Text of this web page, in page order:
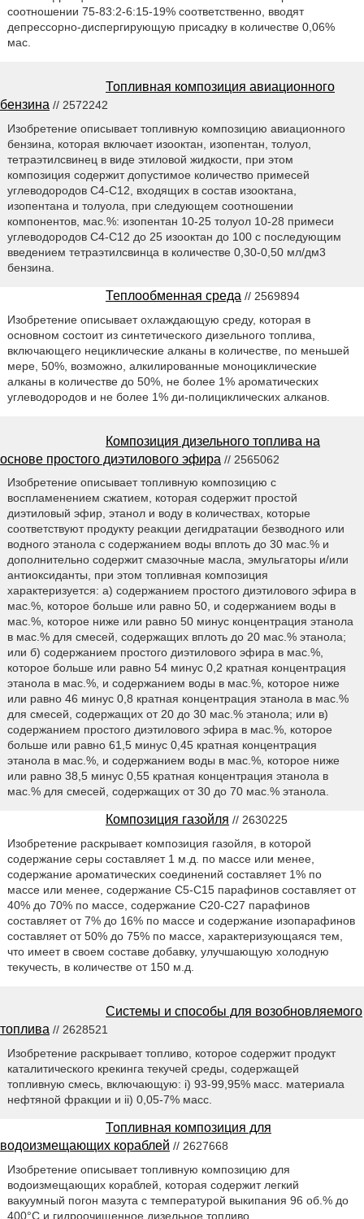
соотношении 75-83:2-6:15-19% соответственно, вводят
депрессорно-диспергирующую присадку в количестве 0,06%
мас.
Топливная композиция авиационного
бензина // 2572242
Изобретение описывает топливную композицию авиационного
бензина, которая включает изооктан, изопентан, толуол,
тетраэтилсвинец в виде этиловой жидкости, при этом
композиция содержит допустимое количество примесей
углеводородов С4-С12, входящих в состав изооктана,
изопентана и толуола, при следующем соотношении
компонентов, мас.%: изопентан 10-25 толуол 10-28 примеси
углеводородов С4-С12 до 25 изооктан до 100 с последующим
введением тетраэтилсвинца в количестве 0,30-0,50 мл/дм3
бензина.
Теплообменная среда // 2569894
Изобретение описывает охлаждающую среду, которая в
основном состоит из синтетического дизельного топлива,
включающего нециклические алканы в количестве, по меньшей
мере, 50%, возможно, алкилированные моноциклические
алканы в количестве до 50%, не более 1% ароматических
углеводородов и не более 1% ди-полициклических алканов.
Композиция дизельного топлива на
основе простого диэтилового эфира // 2565062
Изобретение описывает топливную композицию с
воспламенением сжатием, которая содержит простой
диэтиловый эфир, этанол и воду в количествах, которые
соответствуют продукту реакции дегидратации безводного или
водного этанола с содержанием воды вплоть до 30 мас.% и
дополнительно содержит смазочные масла, эмульгаторы и/или
антиоксиданты, при этом топливная композиция
характеризуется: а) содержанием простого диэтилового эфира в
мас.%, которое больше или равно 50, и содержанием воды в
мас.%, которое ниже или равно 50 минус концентрация этанола
в мас.% для смесей, содержащих вплоть до 20 мас.% этанола;
или б) содержанием простого диэтилового эфира в мас.%,
которое больше или равно 54 минус 0,2 кратная концентрация
этанола в мас.%, и содержанием воды в мас.%, которое ниже
или равно 46 минус 0,8 кратная концентрация этанола в мас.%
для смесей, содержащих от 20 до 30 мас.% этанола; или в)
содержанием простого диэтилового эфира в мас.%, которое
больше или равно 61,5 минус 0,45 кратная концентрация
этанола в мас.%, и содержанием воды в мас.%, которое ниже
или равно 38,5 минус 0,55 кратная концентрация этанола в
мас.% для смесей, содержащих от 30 до 70 мас.% этанола.
Композиция газойля // 2630225
Изобретение раскрывает композиция газойля, в которой
содержание серы составляет 1 м.д. по массе или менее,
содержание ароматических соединений составляет 1% по
массе или менее, содержание С5-С15 парафинов составляет от
40% до 70% по массе, содержание С20-С27 парафинов
составляет от 7% до 16% по массе и содержание изопарафинов
составляет от 50% до 75% по массе, характеризующаяся тем,
что имеет в своем составе добавку, улучшающую холодную
текучесть, в количестве от 150 м.д.
Системы и способы для возобновляемого
топлива // 2628521
Изобретение раскрывает топливо, которое содержит продукт
каталитического крекинга текучей среды, содержащей
топливную смесь, включающую: i) 93-99,95% масс. материала
нефтяной фракции и ii) 0,05-7% масс.
Топливная композиция для
водоизмещающих кораблей // 2627668
Изобретение описывает топливную композицию для
водоизмещающих кораблей, которая содержит легкий
вакуумный погон мазута с температурой выкипания 96 об.% до
400°С и гидроочищенное дизельное топливо,